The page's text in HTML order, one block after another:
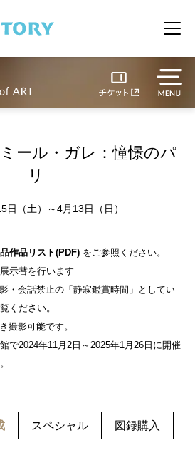
メ
ール・ガレ：憧憬のパ
リ
日（土）～4月13日（日）
作品リスト(PDF) をご参照ください。
示替を行います
・会話禁止の「静寂鑑賞時間」としてい
ください。
撮影可能です。
で2024年11月2日～2025年1月26日に開催
スペシャル 図録購入